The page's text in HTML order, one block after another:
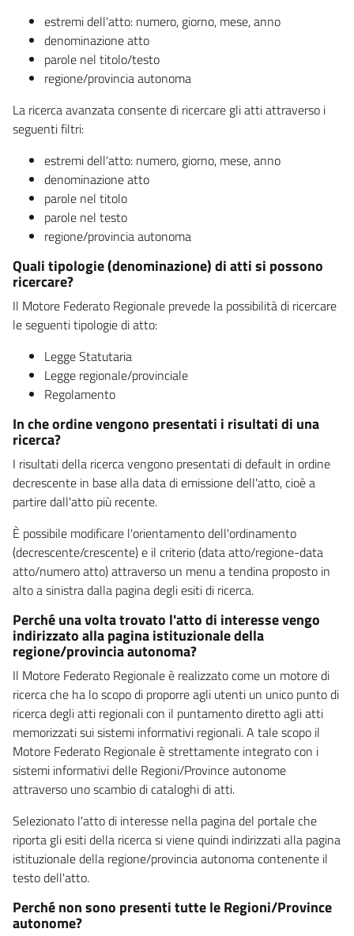
estremi dell'atto: numero, giorno, mese, anno
denominazione atto
parole nel titolo/testo
regione/provincia autonoma
La ricerca avanzata consente di ricercare gli atti attraverso i
seguenti filtri:
estremi dell'atto: numero, giorno, mese, anno
denominazione atto
parole nel titolo
parole nel testo
regione/provincia autonoma
Quali tipologie (denominazione) di atti si possono
ricercare?
Il Motore Federato Regionale prevede la possibilità di ricercare
le seguenti tipologie di atto:
Legge Statutaria
Legge regionale/provinciale
Regolamento
In che ordine vengono presentati i risultati di una
ricerca?
I risultati della ricerca vengono presentati di default in ordine
decrescente in base alla data di emissione dell'atto, cioè a
partire dall'atto più recente.
È possibile modificare l'orientamento dell'ordinamento
(decrescente/crescente) e il criterio (data atto/regione-data
atto/numero atto) attraverso un menu a tendina proposto in
alto a sinistra dalla pagina degli esiti di ricerca.
Perché una volta trovato l'atto di interesse vengo
indirizzato alla pagina istituzionale della
regione/provincia autonoma?
Il Motore Federato Regionale è realizzato come un motore di
ricerca che ha lo scopo di proporre agli utenti un unico punto di
ricerca degli atti regionali con il puntamento diretto agli atti
memorizzati sui sistemi informativi regionali. A tale scopo il
Motore Federato Regionale è strettamente integrato con i
sistemi informativi delle Regioni/Province autonome
attraverso uno scambio di cataloghi di atti.
Selezionato l'atto di interesse nella pagina del portale che
riporta gli esiti della ricerca si viene quindi indirizzati alla pagina
istituzionale della regione/provincia autonoma contenente il
testo dell'atto.
Perché non sono presenti tutte le Regioni/Province
autonome?